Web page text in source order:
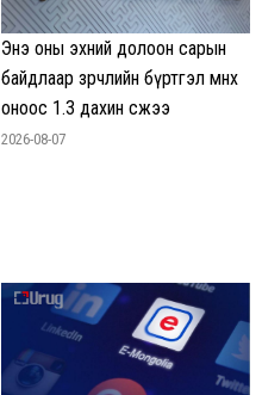
Энэ оны эхний долоон сарын
байдлаар зөрчлийн бүртгэл өмнөх
оноос 1.3 дахин өсжээ
2026-08-07